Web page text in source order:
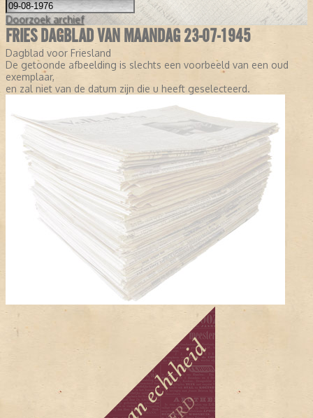
Doorzoek archief
FRIES DAGBLAD VAN MAANDAG 23-07-1945
Dagblad voor Friesland
De getoonde afbeelding is slechts een voorbeeld van een oud
exemplaar,
en zal niet van de datum zijn die u heeft geselecteerd.